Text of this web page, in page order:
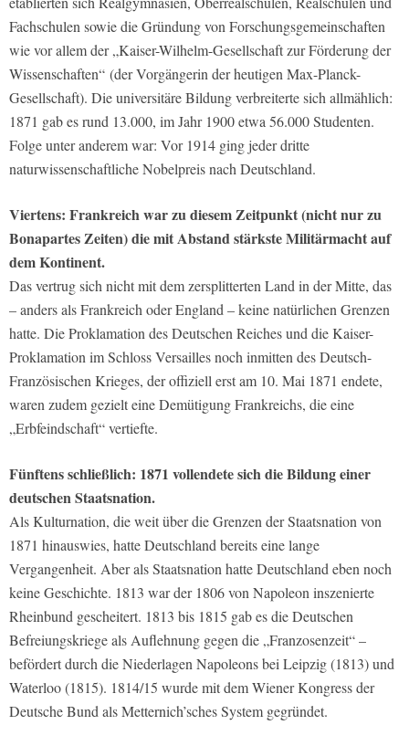
Fachschulen sowie die Gründung von Forschungsgemeinschaften
wie vor allem der „Kaiser-Wilhelm-Gesellschaft zur Förderung der
Wissenschaften“ (der Vorgängerin der heutigen Max-Planck-
Gesellschaft). Die universitäre Bildung verbreiterte sich allmählich:
1871 gab es rund 13.000, im Jahr 1900 etwa 56.000 Studenten.
Folge unter anderem war: Vor 1914 ging jeder dritte
naturwissenschaftliche Nobelpreis nach Deutschland.
Viertens: Frankreich war zu diesem Zeitpunkt (nicht nur zu
Bonapartes Zeiten) die mit Abstand stärkste Militärmacht auf
dem Kontinent.
Das vertrug sich nicht mit dem zersplitterten Land in der Mitte, das
– anders als Frankreich oder England – keine natürlichen Grenzen
hatte. Die Proklamation des Deutschen Reiches und die Kaiser-
Proklamation im Schloss Versailles noch inmitten des Deutsch-
Französischen Krieges, der offiziell erst am 10. Mai 1871 endete,
waren zudem gezielt eine Demütigung Frankreichs, die eine
„Erbfeindschaft“ vertiefte.
Fünftens schließlich: 1871 vollendete sich die Bildung einer
deutschen Staatsnation.
Als Kulturnation, die weit über die Grenzen der Staatsnation von
1871 hinauswies, hatte Deutschland bereits eine lange
Vergangenheit. Aber als Staatsnation hatte Deutschland eben noch
keine Geschichte. 1813 war der 1806 von Napoleon inszenierte
Rheinbund gescheitert. 1813 bis 1815 gab es die Deutschen
Befreiungskriege als Auflehnung gegen die „Franzosenzeit“ –
befördert durch die Niederlagen Napoleons bei Leipzig (1813) und
Waterloo (1815). 1814/15 wurde mit dem Wiener Kongress der
Deutsche Bund als Metternich’sches System gegründet.